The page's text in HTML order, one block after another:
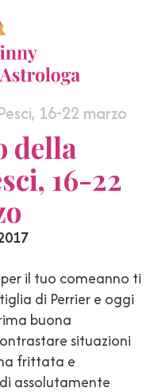
16-22 marzo
della
16-22
il tuo comeanno ti
di Perrier e oggi
buona
situazioni
frittata e
assolutamente